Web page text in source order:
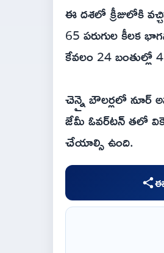
ఈ దశలో క్రీజులోకి
65 పరుగుల కీలక
కేవలం 24 బంతుల్లో
చెన్నై బౌలర్లలో నూర్
జేమీ ఓవర్‌టన్ తలో
చేయాల్సి ఉంది.